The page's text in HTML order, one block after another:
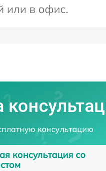
или в офис.
консультацию
консультация со